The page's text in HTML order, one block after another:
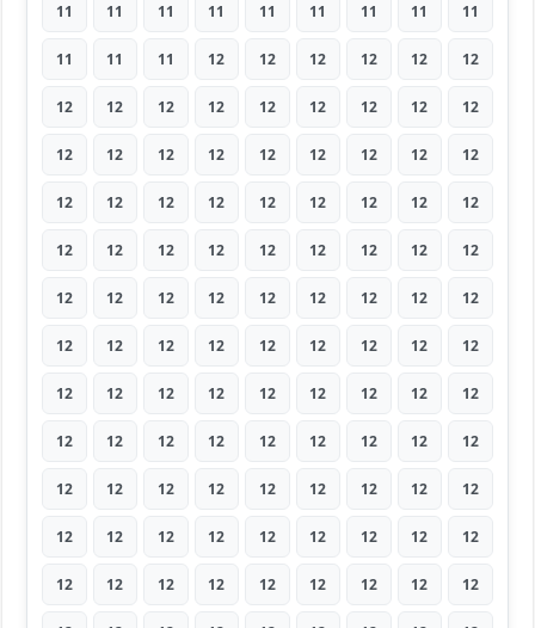
11 11 11 11 11 11 11 11 11
11 11 11 12 12 12 12 12 12
12 12 12 12 12 12 12 12 12
12 12 12 12 12 12 12 12 12
12 12 12 12 12 12 12 12 12
12 12 12 12 12 12 12 12 12
12 12 12 12 12 12 12 12 12
12 12 12 12 12 12 12 12 12
12 12 12 12 12 12 12 12 12
12 12 12 12 12 12 12 12 12
12 12 12 12 12 12 12 12 12
12 12 12 12 12 12 12 12 12
12 12 12 12 12 12 12 12 12